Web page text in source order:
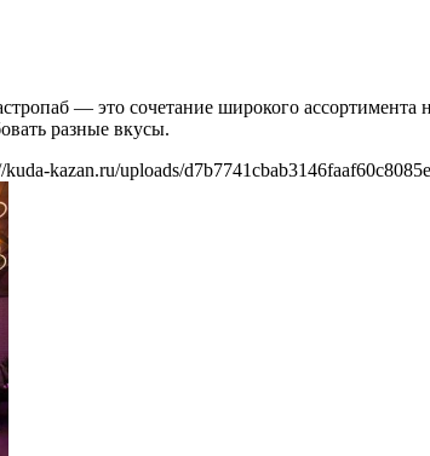
— это сочетание широкого ассортимента
разные вкусы.
kuda-kazan.ru/uploads/